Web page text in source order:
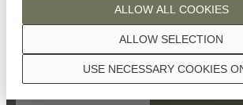
USE NECESSARY COOKIES
ALLOW SELECTION
ALLOW ALL COOKIES
nyaTisch nyaStuhl
KONTAKT
TEAM 7 Hamburg City